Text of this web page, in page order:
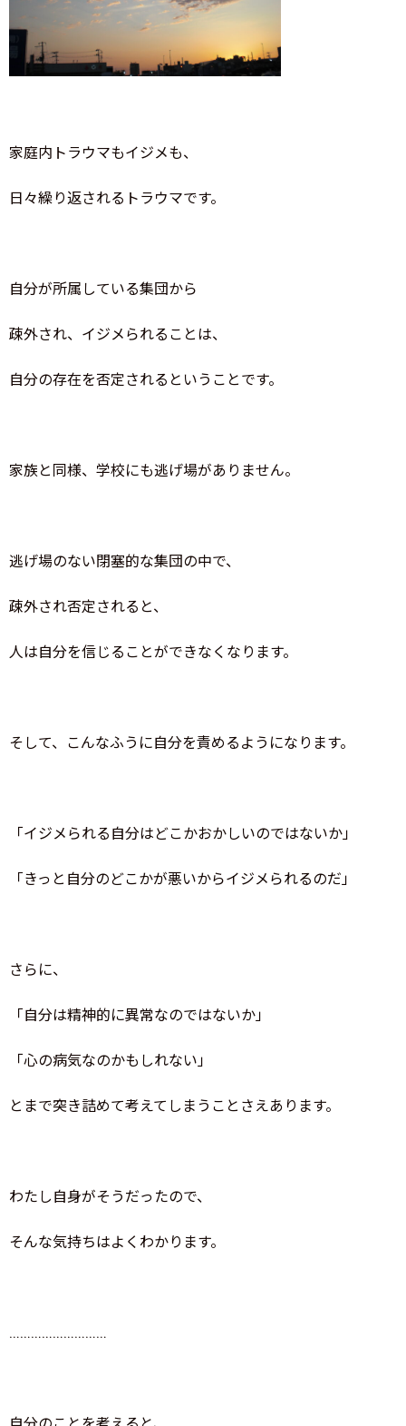
家庭内トラウマもイジメも、
日々繰り返されるトラウマです。
自分が所属している集団から
疎外され、イジメられることは、
自分の存在を否定されるということです。
家族と同様、学校にも逃げ場がありません。
逃げ場のない閉塞的な集団の中で、
疎外され否定されると、
人は自分を信じることができなくなります。
そして、こんなふうに自分を責めるようになります。
「イジメられる自分はどこかおかしいのではないか」
「きっと自分のどこかが悪いからイジメられるのだ」
さらに、
「自分は精神的に異常なのではないか」
「心の病気なのかもしれない」
とまで突き詰めて考えてしまうことさえあります。
わたし自身がそうだったので、
そんな気持ちはよくわかります。
………………………